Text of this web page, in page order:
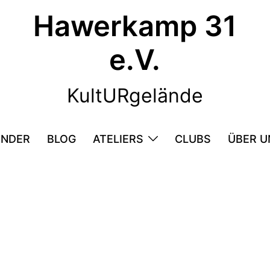
Hawerkamp 31
e.V.
KultURgelände
BLOG ATELIERS CLUBS ÜBER